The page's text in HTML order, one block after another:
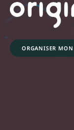
ORGANISER